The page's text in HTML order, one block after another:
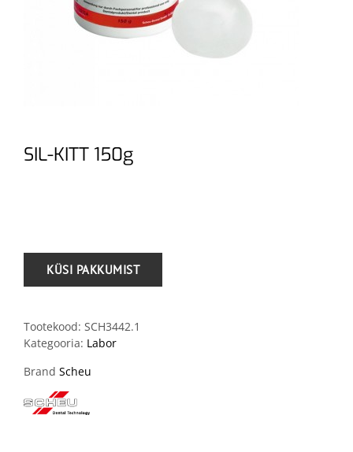
SIL-KITT 150g
Tootekood: SCH3442.1
Kategooria: Labor
Brand Scheu